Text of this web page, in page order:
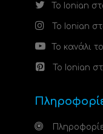
Το Ionian
Το Ionian
Το κανάλι
Το Ionian